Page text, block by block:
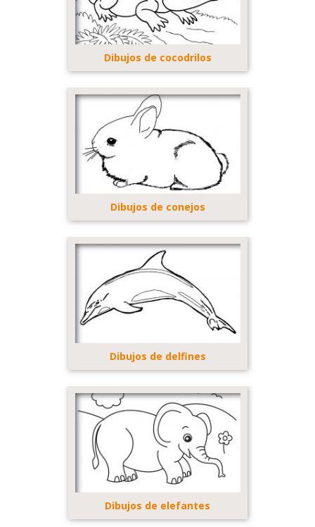
Dibujos de cocodrilos
Dibujos de conejos
Dibujos de delfines
Dibujos de elefantes